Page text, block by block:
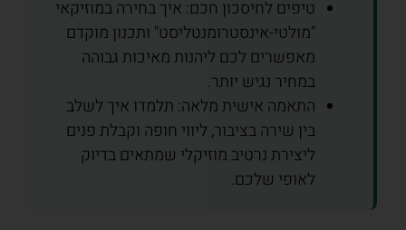
טיפים לחיסכון חכם: איך בחירה במוזיקאי
"מולטי-אינסטרומנטליסט" ותכנון מוקדם
מאפשרים לכם ליהנות מאיכות גבוהה
במחיר נגיש יותר.
התאמה אישית מלאה: תלמדו איך לשלב
בין שירה בציבור, ליווי חופה וקבלת פנים
ליצירת נרטיב מוזיקלי שמתאים בדיוק
לאופי שלכם.